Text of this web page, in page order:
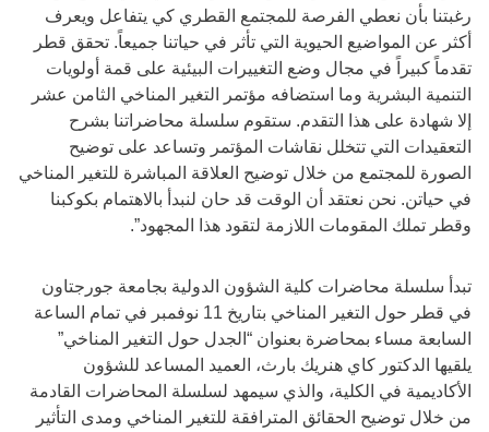
رغبتنا بأن نعطي الفرصة للمجتمع القطري كي يتفاعل ويعرف
أكثر عن المواضيع الحيوية التي تأثر في حياتنا جميعاً. تحقق قطر
تقدماً كبيراً في مجال وضع التغييرات البيئية على قمة أولويات
التنمية البشرية وما استضافه مؤتمر التغير المناخي الثامن عشر
إلا شهادة على هذا التقدم. ستقوم سلسلة محاضراتنا بشرح
التعقيدات التي تتخلل نقاشات المؤتمر وتساعد على توضيح
الصورة للمجتمع من خلال توضيح العلاقة المباشرة للتغير المناخي
في حياتن. نحن نعتقد أن الوقت قد حان لنبدأ بالاهتمام بكوكبنا
وقطر تملك المقومات اللازمة لتقود هذا المجهود”.
تبدأ سلسلة محاضرات كلية الشؤون الدولية بجامعة جورجتاون
في قطر حول التغير المناخي بتاريخ 11 نوفمبر في تمام الساعة
السابعة مساء بمحاضرة بعنوان “الجدل حول التغير المناخي”
يلقيها الدكتور كاي هنريك بارث، العميد المساعد للشؤون
الأكاديمية في الكلية، والذي سيمهد لسلسلة المحاضرات القادمة
من خلال توضيح الحقائق المترافقة للتغير المناخي ومدى التأثير